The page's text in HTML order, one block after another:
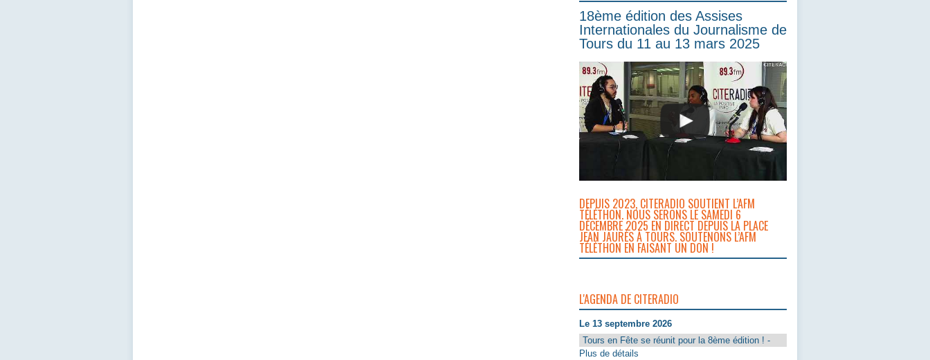
18ème édition des Assises
Internationales du Journalisme de
Tours du 11 au 13 mars 2025
DEPUIS 2023, CITERADIO SOUTIENT L’AFM
TÉLÉTHON. NOUS SERONS LE SAMEDI 6
DÉCEMBRE 2025 EN DIRECT DEPUIS LA PLACE
JEAN JAURÈS À TOURS. SOUTENONS L’AFM
TÉLÉTHON EN FAISANT UN DON !
L'AGENDA DE CITERADIO
Le 13 septembre 2026
Tours en Fête se réunit pour la 8ème édition ! -
Plus de détails